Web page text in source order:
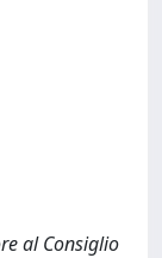
al Consiglio